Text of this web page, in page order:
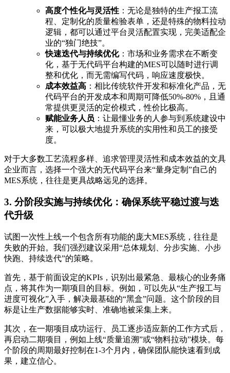
高度个性化与灵活性 ：无论是独特的生产报工流
程、定制化的质量检验表单，还是特殊的物料拉动
逻辑，都可以通过平台灵活配置实现，完美适配企
业的“独门绝技”。
快速迭代与持续优化：市场和业务需求在不断变
化，基于无代码平台构建的MES可以随时进行调
整和优化，而无需编写代码，响应速度极快。
成本效益高 ：相比传统软件开发和标准化产品，无
代码平台的开发成本和周期可降低50%-80%，且通
常提供更灵活的定价模式，性价比极高。
赋能业务人员 ：让最懂业务的人参与到系统建设中
来，可以极大地提升系统的实用性和员工的接受
度。
对于大多数工艺流程多样、追求管理灵活性和成本效益的文具
企业而言，选择一个强大的无代码平台来“量身定制”自己的
MES系统，往往是更具战略远见的选择。
3. 分阶段实施与持续优化：确保系统平稳过渡与迭
代升级
试图一次性上线一个包含所有功能的庞大MES系统，往往是
失败的开始。我们强烈建议采用“总体规划、分步实施、小步
快跑、持续迭代”的策略。
首先，基于前面设定的KPIs，识别出最紧急、最核心的业务痛
点，将其作为一期项目的目标。例如，可以先从“生产报工与
进度可视化”入手，解决最基础的“黑盒”问题。这个阶段的目
标是让生产数据能够实时、准确地被采集上来。
其次，在一期项目成功运行、员工逐步适应新的工作方式后，
再启动二期项目，例如上线“质量追溯”或“物料拉动”模块。每
个阶段的周期最好控制在1-3个月内，确保团队能快速看到成
果，建立信心。